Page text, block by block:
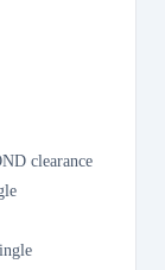
clearance